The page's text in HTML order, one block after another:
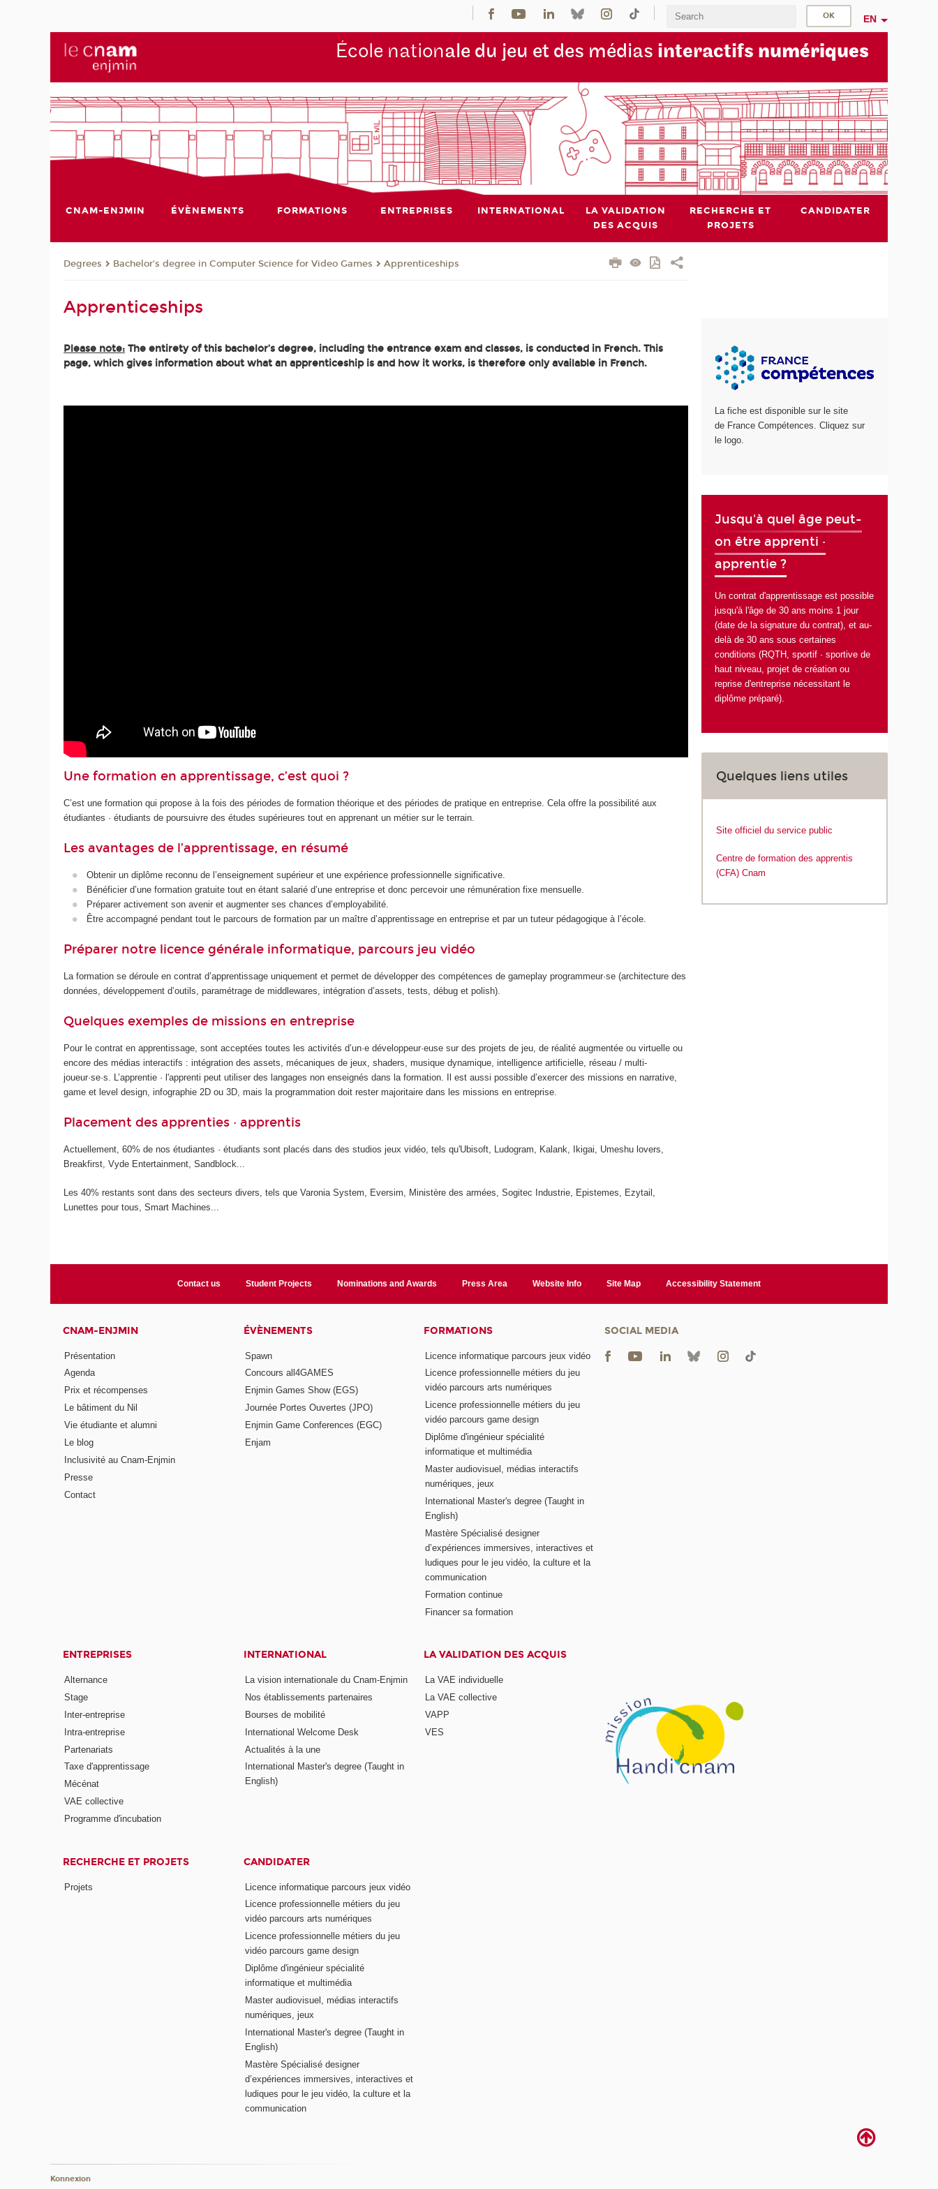
EN
École nationale du jeu et des médias interactifs numériques
CNAM-ENJMIN ÉVÈNEMENTS FORMATIONS ENTREPRISES INTERNATIONAL
LA VALIDATION
DES ACQUIS
RECHERCHE ET
PROJETS
CANDIDATER
Degrees Bachelor’s degree in Computer Science for Video Games Apprenticeships
Apprenticeships
Please note: The entirety of this bachelor’s degree, including the entrance exam and classes, is conducted in French. This
page, which gives information about what an apprenticeship is and how it works, is therefore only available in French.
Une formation en apprentissage, c’est quoi ?
C’est une formation qui propose à la fois des périodes de formation théorique et des périodes de pratique en entreprise. Cela offre la possibilité aux
étudiantes · étudiants de poursuivre des études supérieures tout en apprenant un métier sur le terrain.
Les avantages de l’apprentissage, en résumé
Obtenir un diplôme reconnu de l’enseignement supérieur et une expérience professionnelle significative.
Bénéficier d’une formation gratuite tout en étant salarié d’une entreprise et donc percevoir une rémunération fixe mensuelle.
Préparer activement son avenir et augmenter ses chances d’employabilité.
Être accompagné pendant tout le parcours de formation par un maître d’apprentissage en entreprise et par un tuteur pédagogique à l’école.
Préparer notre licence générale informatique, parcours jeu vidéo
La formation se déroule en contrat d’apprentissage uniquement et permet de développer des compétences de gameplay programmeur·se (architecture des
données, développement d’outils, paramétrage de middlewares, intégration d’assets, tests, débug et polish).
Quelques exemples de missions en entreprise
Pour le contrat en apprentissage, sont acceptées toutes les activités d’un·e développeur·euse sur des projets de jeu, de réalité augmentée ou virtuelle ou
encore des médias interactifs : intégration des assets, mécaniques de jeux, shaders, musique dynamique, intelligence artificielle, réseau / multi-
joueur·se·s. L’apprentie · l'apprenti peut utiliser des langages non enseignés dans la formation. Il est aussi possible d’exercer des missions en narrative,
game et level design, infographie 2D ou 3D, mais la programmation doit rester majoritaire dans les missions en entreprise.
Placement des apprenties · apprentis
Actuellement, 60% de nos étudiantes · étudiants sont placés dans des studios jeux vidéo, tels qu'Ubisoft, Ludogram, Kalank, Ikigai, Umeshu lovers,
Breakfirst, Vyde Entertainment, Sandblock...
Les 40% restants sont dans des secteurs divers, tels que Varonia System, Eversim, Ministère des armées, Sogitec Industrie, Epistemes, Ezytail,
Lunettes pour tous, Smart Machines...
La fiche est disponible sur le site
de France Compétences. Cliquez sur
le logo.
Jusqu'à quel âge peut-
on être apprenti ·
apprentie ?
Un contrat d'apprentissage est possible
jusqu'à l'âge de 30 ans moins 1 jour
(date de la signature du contrat), et au-
delà de 30 ans sous certaines
conditions (RQTH, sportif · sportive de
haut niveau, projet de création ou
reprise d'entreprise nécessitant le
diplôme préparé).
Quelques liens utiles
Site officiel du service public
Centre de formation des apprentis
(CFA) Cnam
Contact us Student Projects Nominations and Awards Press Area Website Info Site Map Accessibility Statement
CNAM-ENJMIN
Présentation
Agenda
Prix et récompenses
Le bâtiment du Nil
Vie étudiante et alumni
Le blog
Inclusivité au Cnam-Enjmin
Presse
Contact
ÉVÈNEMENTS
Spawn
Concours all4GAMES
Enjmin Games Show (EGS)
Journée Portes Ouvertes (JPO)
Enjmin Game Conferences (EGC)
Enjam
FORMATIONS
Licence informatique parcours jeux vidéo
Licence professionnelle métiers du jeu
vidéo parcours arts numériques
Licence professionnelle métiers du jeu
vidéo parcours game design
Diplôme d'ingénieur spécialité
informatique et multimédia
Master audiovisuel, médias interactifs
numériques, jeux
International Master's degree (Taught in
English)
Mastère Spécialisé designer
d’expériences immersives, interactives et
ludiques pour le jeu vidéo, la culture et la
communication
Formation continue
Financer sa formation
ENTREPRISES
Alternance
Stage
Inter-entreprise
Intra-entreprise
Partenariats
Taxe d'apprentissage
Mécénat
VAE collective
Programme d'incubation
INTERNATIONAL
La vision internationale du Cnam-Enjmin
Nos établissements partenaires
Bourses de mobilité
International Welcome Desk
Actualités à la une
International Master's degree (Taught in
English)
LA VALIDATION DES ACQUIS
La VAE individuelle
La VAE collective
VAPP
VES
RECHERCHE ET PROJETS
Projets
CANDIDATER
Licence informatique parcours jeux vidéo
Licence professionnelle métiers du jeu
vidéo parcours arts numériques
Licence professionnelle métiers du jeu
vidéo parcours game design
Diplôme d'ingénieur spécialité
informatique et multimédia
Master audiovisuel, médias interactifs
numériques, jeux
International Master's degree (Taught in
English)
Mastère Spécialisé designer
d’expériences immersives, interactives et
ludiques pour le jeu vidéo, la culture et la
communication
SOCIAL MEDIA
Konnexion